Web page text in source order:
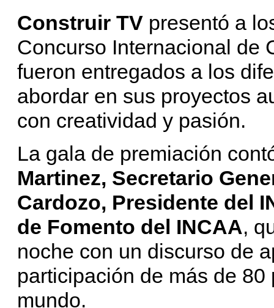
Construir TV presentó a
Concurso Internacional de
fueron entregados a los
abordar en sus proyectos
con creatividad y pasión.
La gala de premiación
Martinez, Secretario
Cardozo, Presidente del
de Fomento del INCAA,
noche con un discurso de
participación de más de
mundo.